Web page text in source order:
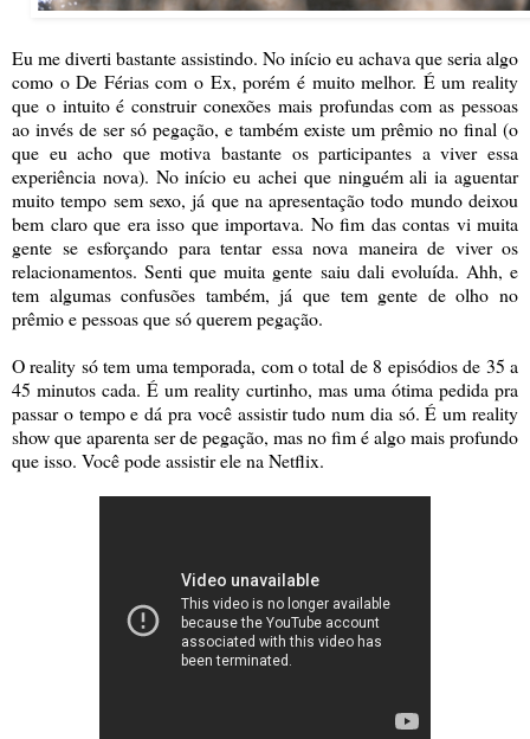
Eu me diverti bastante assistindo. No início eu achava que seria algo
como o De Férias com o Ex, porém é muito melhor. É um reality
que o intuito é construir conexões mais profundas com as pessoas
ao invés de ser só pegação, e também existe um prêmio no final (o
que eu acho que motiva bastante os participantes a viver essa
experiência nova). No início eu achei que ninguém ali ia aguentar
muito tempo sem sexo, já que na apresentação todo mundo deixou
bem claro que era isso que importava. No fim das contas vi muita
gente se esforçando para tentar essa nova maneira de viver os
relacionamentos. Senti que muita gente saiu dali evoluída. Ahh, e
tem algumas confusões também, já que tem gente de olho no
prêmio e pessoas que só querem pegação.
O reality só tem uma temporada, com o total de 8 episódios de 35 a
45 minutos cada. É um reality curtinho, mas uma ótima pedida pra
passar o tempo e dá pra você assistir tudo num dia só. É um reality
show que aparenta ser de pegação, mas no fim é algo mais profundo
que isso. Você pode assistir ele na Netflix.